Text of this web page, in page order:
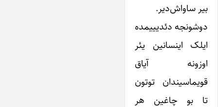
بیر ساواش‌دیر.
دوشونجه دئدیییمده
ایلک اینسانین یئر
اوزونه آیاق
قویماسیندان توتون
تا بو چاغین هر